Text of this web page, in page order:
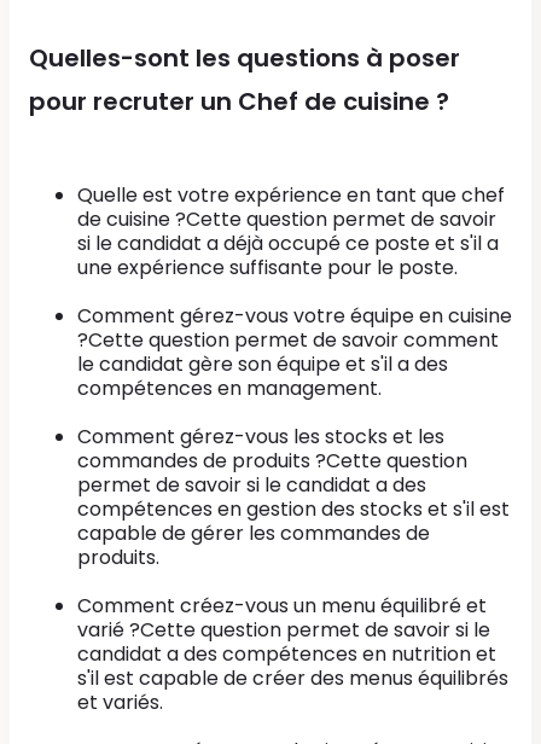
Quelles-sont les questions à poser
pour recruter un Chef de cuisine ?
Quelle est votre expérience en tant que chef
de cuisine ?Cette question permet de savoir
si le candidat a déjà occupé ce poste et s'il a
une expérience suffisante pour le poste.
Comment gérez-vous votre équipe en cuisine
?Cette question permet de savoir comment
le candidat gère son équipe et s'il a des
compétences en management.
Comment gérez-vous les stocks et les
commandes de produits ?Cette question
permet de savoir si le candidat a des
compétences en gestion des stocks et s'il est
capable de gérer les commandes de
produits.
Comment créez-vous un menu équilibré et
varié ?Cette question permet de savoir si le
candidat a des compétences en nutrition et
s'il est capable de créer des menus équilibrés
et variés.